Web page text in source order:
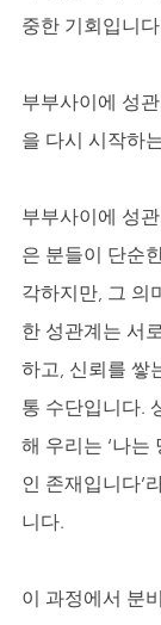
중한 기회입니
부부사이에 성
을 다시 시작하
부부사이에 성
은 분들이 단순
각하지만, 그 의
한 성관계는 서
하고, 신뢰를 쌓
통 수단입니다.
해 우리는 ‘나는
인 존재입니다’
니다.
이 과정에서 분